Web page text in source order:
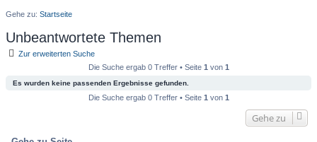
Gehe zu: Startseite
Unbeantwortete Themen
Zur erweiterten Suche
Die Suche ergab 0 Treffer • Seite 1 von 1
Es wurden keine passenden Ergebnisse gefunden.
Die Suche ergab 0 Treffer • Seite 1 von 1
Gehe zu